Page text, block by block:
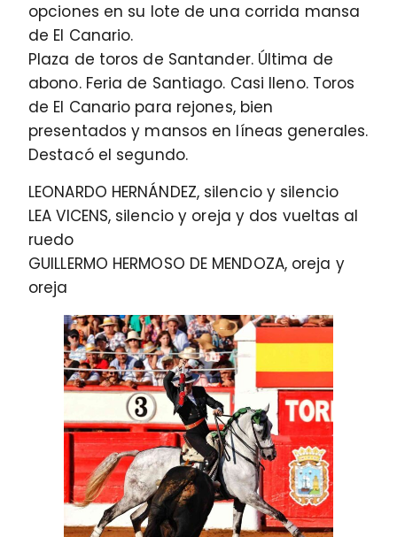
opciones en su lote de una corrida mansa
de El Canario.
Plaza de toros de Santander. Última de
abono. Feria de Santiago. Casi lleno. Toros
de El Canario para rejones, bien
presentados y mansos en líneas generales.
Destacó el segundo.
LEONARDO HERNÁNDEZ, silencio y silencio
LEA VICENS, silencio y oreja y dos vueltas al
ruedo
GUILLERMO HERMOSO DE MENDOZA, oreja y
oreja